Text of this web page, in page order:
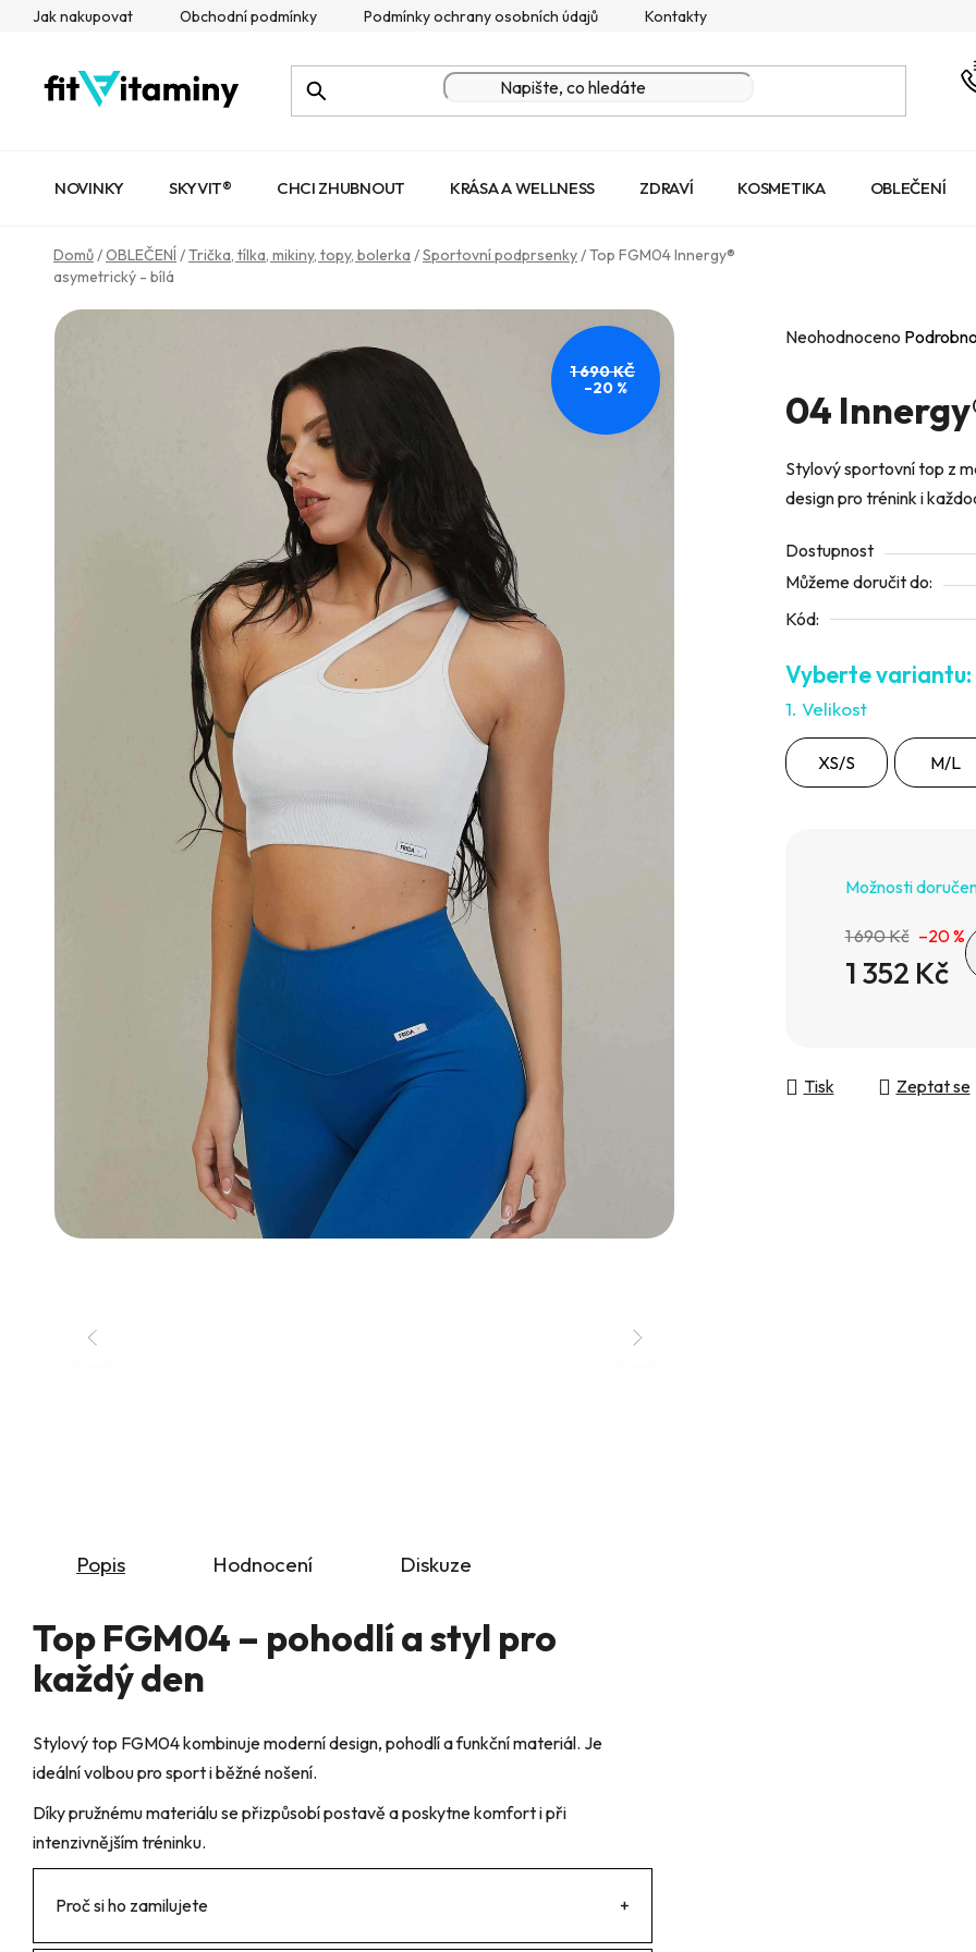
PřejítJak nakupovat Obchodní podmínky Podmínky ochrany osobních údajů Kontakty
NOVINKY SKYVIT® CHCI ZHUBNOUT KRÁSA A WELLNESS ZDRAVÍ KOSMETIKA OBLEČENÍ
Domů/OBLEČENÍ /Trička, tílka, mikiny, topy, bolerka /Sportovní podprsenky/Top FGM04 Innergy®
asymetrický - bílá
Průměrné
produktu
je
hvězdiček.
Neohodnoceno
04
Stylový sportovní top z
design pro trénink i
Dostupnost
Můžeme doručit do:
Kód:
1. Velikost
XS/S M/L
Možnosti
1 690 Kč –20 %
1 352 Kč
Tisk Zeptat se
1 690 KČ
–20 %
Popis Hodnocení Diskuze
Top FGM04 – pohodlí a styl pro
každý den
Stylový top FGM04 kombinuje moderní design, pohodlí a funkční materiál. Je
ideální volbou pro sport i běžné nošení.
Díky pružnému materiálu se přizpůsobí postavě a poskytne komfort i při
intenzivnějším tréninku.
Proč si ho zamilujete +